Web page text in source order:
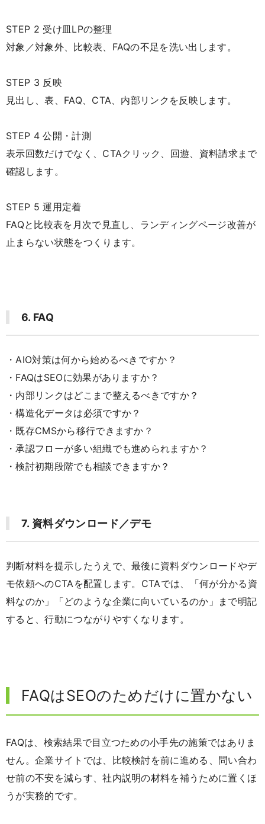
STEP 2 受け皿LPの整理
対象／対象外、比較表、FAQの不足を洗い出します。
STEP 3 反映
見出し、表、FAQ、CTA、内部リンクを反映します。
STEP 4 公開・計測
表示回数だけでなく、CTAクリック、回遊、資料請求まで
確認します。
STEP 5 運用定着
FAQと比較表を月次で見直し、ランディングページ改善が
止まらない状態をつくります。
6. FAQ
・AIO対策は何から始めるべきですか？
・FAQはSEOに効果がありますか？
・内部リンクはどこまで整えるべきですか？
・構造化データは必須ですか？
・既存CMSから移行できますか？
・承認フローが多い組織でも進められますか？
・検討初期段階でも相談できますか？
7. 資料ダウンロード／デモ
判断材料を提示したうえで、最後に資料ダウンロードやデ
モ依頼へのCTAを配置します。CTAでは、「何が分かる資
料なのか」「どのような企業に向いているのか」まで明記
すると、行動につながりやすくなります。
FAQはSEOのためだけに置かない
FAQは、検索結果で目立つための小手先の施策ではありま
せん。企業サイトでは、比較検討を前に進める、問い合わ
せ前の不安を減らす、社内説明の材料を補うために置くほ
うが実務的です。